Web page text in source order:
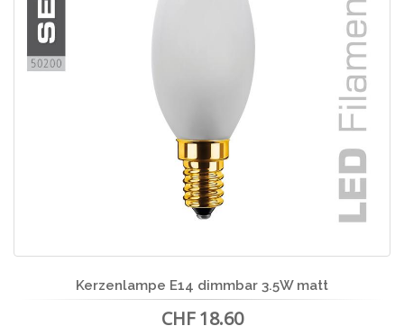
Kerzenlampe E14 dimmbar 3.5W matt
CHF 18.60